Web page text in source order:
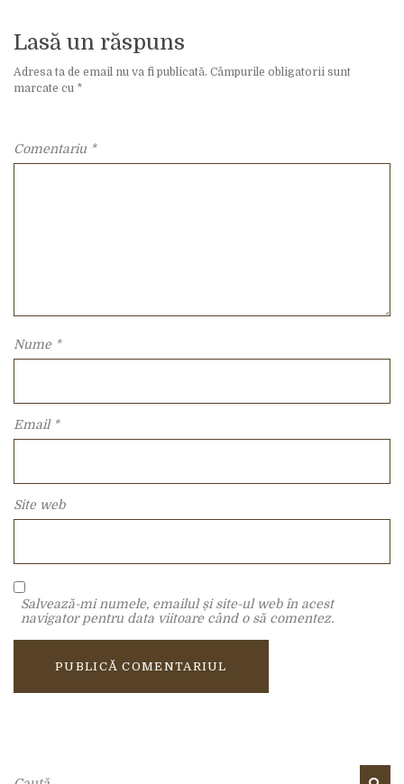
Lasă un răspuns
Adresa ta de email nu va fi publicată. Câmpurile obligatorii sunt
marcate cu *
Comentariu *
Nume *
Email *
Site web
Salvează-mi numele, emailul și site-ul web în acest
navigator pentru data viitoare când o să comentez.